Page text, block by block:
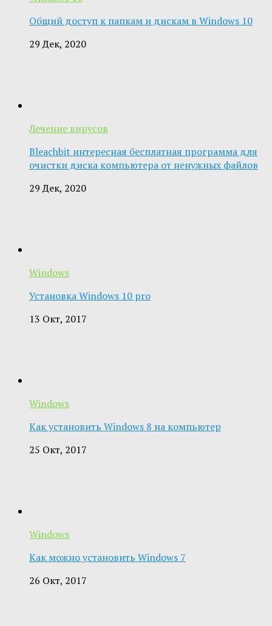
Общий доступ к папкам и дискам в Windows 10
29 Дек, 2020
Лечение вирусов
Bleachbit интересная бесплатная программа для
очистки диска компьютера от ненужных файлов
29 Дек, 2020
Windows
Установка Windows 10 pro
13 Окт, 2017
Windows
Как установить Windows 8 на компьютер
25 Окт, 2017
Windows
Как можно установить Windows 7
26 Окт, 2017